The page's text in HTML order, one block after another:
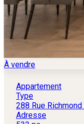
À vendre
Appartement
Type
288 Rue
Adresse